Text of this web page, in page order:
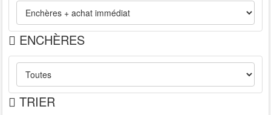
ENCHÈRES
TRIER